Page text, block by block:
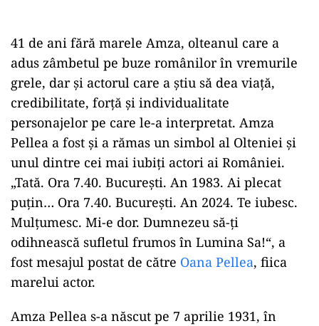
41 de ani fără marele Amza, olteanul care a
adus zâmbetul pe buze românilor în vremurile
grele, dar și actorul care a știu să dea viață,
credibilitate, forță și individualitate
personajelor pe care le-a interpretat. Amza
Pellea a fost și a rămas un simbol al Olteniei și
unul dintre cei mai iubiți actori ai României.
„Tată. Ora 7.40. București. An 1983. Ai plecat
puțin… Ora 7.40. București. An 2024. Te iubesc.
Mulțumesc. Mi-e dor. Dumnezeu să-ți
odihnească sufletul frumos în Lumina Sa!“, a
fost mesajul postat de către Oana Pellea, fiica
marelui actor.
Amza Pellea s-a născut pe 7 aprilie 1931, în